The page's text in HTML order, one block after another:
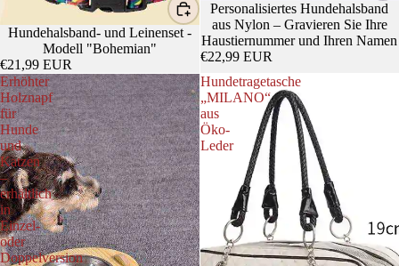
Hundehalsband- und Leinenset -
Modell "Bohemian"
€21,99 EUR
Personalisiertes Hundehalsband
aus Nylon – Gravieren Sie Ihre
Haustiernummer und Ihren Namen
€22,99 EUR
Erhöhter
Holznapf
für
Hunde
und
Katzen
–
erhältlich
in
Einzel-
oder
Doppelversion
Hundetragetasche
„MILANO“
aus
Öko-
Leder